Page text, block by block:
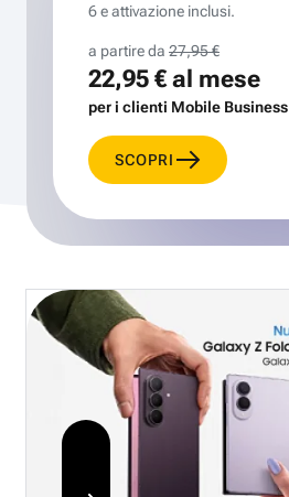
6 e attivazione inclusi.
a partire da 27,95 €
22,95 €al mese
per i clienti Mobile Business
SCOPRI